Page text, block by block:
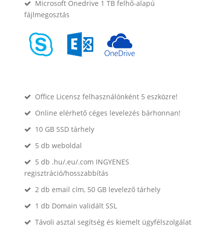
Microsoft Onedrive 1 TB felhő-alapú
fájlmegosztás
Office Licensz felhasználónként 5 eszközre!
Online elérhető céges levelezés bárhonnan!
10 GB SSD tárhely
5 db weboldal
5 db .hu/.eu/.com INGYENES
regisztráció/hosszabbítás
2 db email cím, 50 GB levelező tárhely
1 db Domain validált SSL
Távoli asztal segítség és kiemelt ügyfélszolgálat